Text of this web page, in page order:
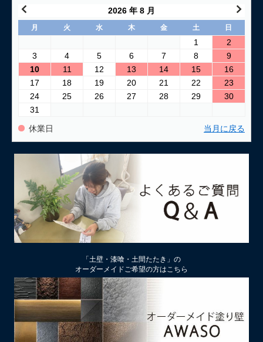
2026 年 8 月
月 火 水 木 金 土 日
1
2
3
4 5 6 7 8
9
10
11 12 13 14 15
16
17
18 19 20 21 22
23
24
25 26 27 28 29
30
31
休業日 当月に戻る
「土壁・漆喰・土間たたき」の
オーダーメイドご希望の方はこちら